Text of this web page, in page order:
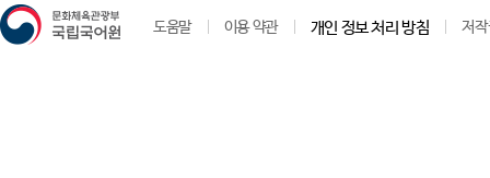
도움말 이용 약관 개인 정보 처리 방침 저